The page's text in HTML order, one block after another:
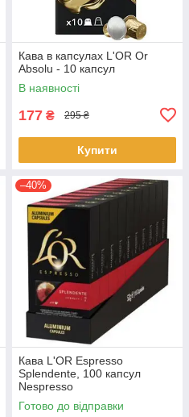
Кава в капсулах L'OR Or
Absolu - 10 капсул
В наявності
177 ₴ 295 ₴
Купити
–40%
Кава L'OR Espresso
Splendente, 100 капсул
Nespresso
Готово до відправки